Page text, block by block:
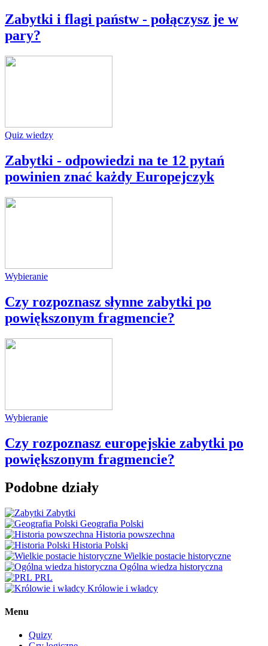
Zabytki i flagi państw - połączysz je w
pary?
Quiz wiedzy
Zabytki - odpowiedzi na te 12 pytań
powinien znać każdy Europejczyk
Wybieranie
Czy rozpoznasz słynne zabytki po
powiększonym fragmencie?
Wybieranie
Czy rozpoznasz europejskie zabytki po
powiększonym fragmencie?
Podobne działy
Zabytki
Geografia Polski
Historia powszechna
Historia Polski
Wielkie postacie historyczne
Ogólna wiedza historyczna
PRL
Królowie i władcy
Menu
Quizy